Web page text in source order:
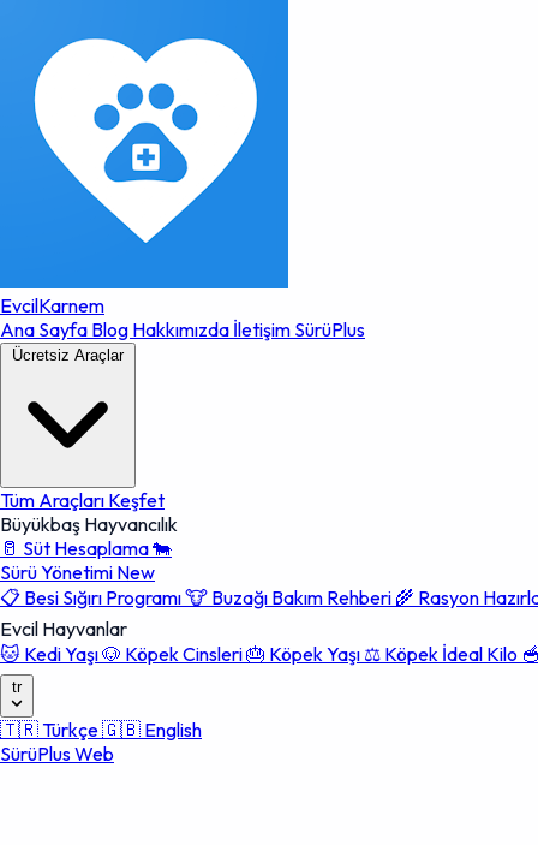
EvcilKarnem
Ana Sayfa Blog Hakkımızda İletişim SürüPlus
Ücretsiz Araçlar
Tüm Araçları Keşfet
Büyükbaş Hayvancılık
🥛 Süt Hesaplama🐄
Sürü Yönetimi New
📋 Besi Sığırı Programı🐮 Buzağı Bakım Rehberi 🌾 Rasyon
Evcil Hayvanlar
🐱 Kedi Yaşı🐶 Köpek Cinsleri🎂 Köpek Yaşı ⚖️ Köpek İdeal Kilo 🥣
tr
🇹🇷Türkçe🇬🇧 English
SürüPlus Web